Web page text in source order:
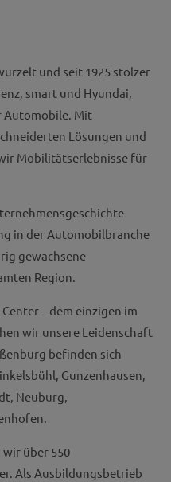
und seit 1925 stolzer
smart und Hyundai,
Automobile. Mit
Lösungen und
Mobilitätserlebnisse für
in der Automobilbranche
gewachsene
Region.
– dem einzigen im
wir unsere Leidenschaft
befinden sich
Gunzenhausen,
Neuburg,
über 550
Als Ausbildungsbetrieb